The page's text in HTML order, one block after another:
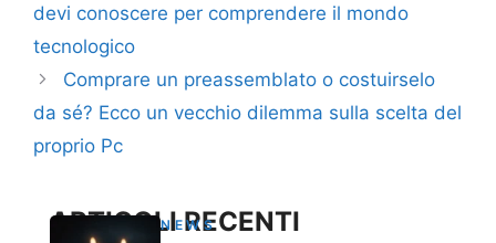
devi conoscere per comprendere il mondo
tecnologico
Comprare un preassemblato o costuirselo
da sé? Ecco un vecchio dilemma sulla scelta del
proprio Pc
ARTICOLI RECENTI
NEWS